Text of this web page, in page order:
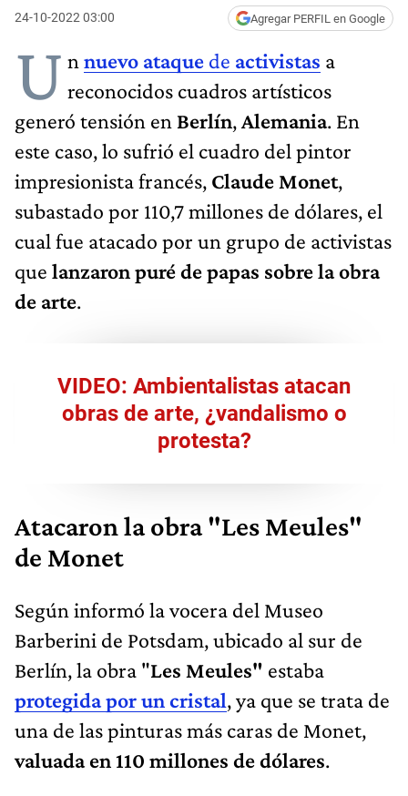
24-10-2022 03:00 Agregar PERFIL en Google
U n nuevo ataque de activistas a
reconocidos cuadros artísticos
generó tensión en Berlín,Alemania. En
este caso, lo sufrió el cuadro del pintor
impresionista francés, Claude Monet,
subastado por 110,7 millones de dólares, el
cual fue atacado por un grupo de activistas
que lanzaron puré de papas sobre la obra
de arte.
VIDEO: Ambientalistas atacan
obras de arte, ¿vandalismo o
protesta?
Atacaron la obra "Les Meules"
de Monet
Según informó la vocera del Museo
Barberini de Potsdam, ubicado al sur de
Berlín, la obra "Les Meules" estaba
protegida por un cristal, ya que se trata de
una de las pinturas más caras de Monet,
valuada en 110 millones de dólares.